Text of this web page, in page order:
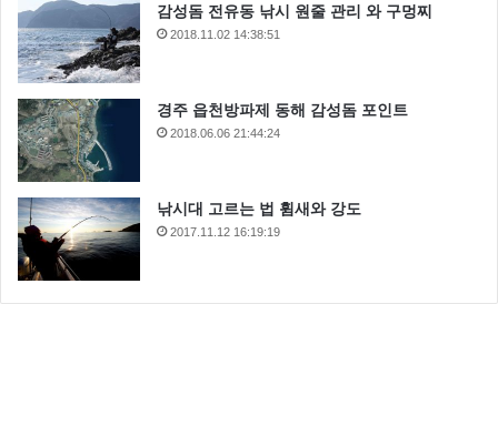
감성돔 전유동 낚시 원줄 관리 와 구멍찌
2018.11.02 14:38:51
경주 읍천방파제 동해 감성돔 포인트
2018.06.06 21:44:24
낚시대 고르는 법 휨새와 강도
2017.11.12 16:19:19